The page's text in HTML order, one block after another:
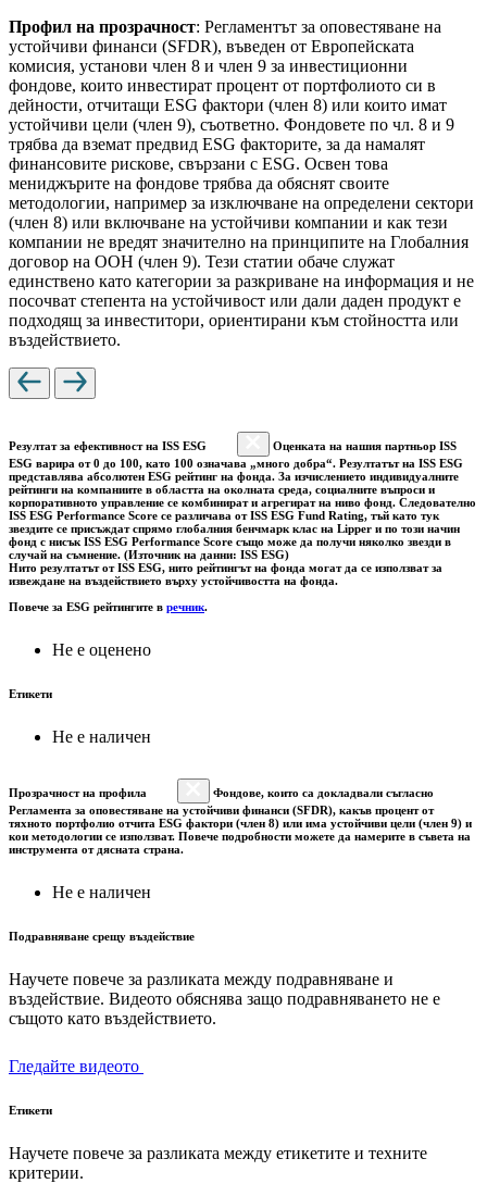
Профил на прозрачност: Регламентът за оповестяване на
устойчиви финанси (SFDR), въведен от Европейската
комисия, установи член 8 и член 9 за инвестиционни
фондове, които инвестират процент от портфолиото си в
дейности, отчитащи ESG фактори (член 8) или които имат
устойчиви цели (член 9), съответно. Фондовете по чл. 8 и 9
трябва да вземат предвид ESG факторите, за да намалят
финансовите рискове, свързани с ESG. Освен това
мениджърите на фондове трябва да обяснят своите
методологии, например за изключване на определени сектори
(член 8) или включване на устойчиви компании и как тези
компании не вредят значително на принципите на Глобалния
договор на ООН (член 9). Тези статии обаче служат
единствено като категории за разкриване на информация и не
посочват степента на устойчивост или дали даден продукт е
подходящ за инвеститори, ориентирани към стойността или
въздействието.
Резултат за ефективност на ISS ESG
Оценката на нашия партньор ISS
ESG варира от 0 до 100, като 100 означава „много добра“. Резултатът на ISS ESG
представлява абсолютен ESG рейтинг на фонда. За изчислението индивидуалните
рейтинги на компаниите в областта на околната среда, социалните въпроси и
корпоративното управление се комбинират и агрегират на ниво фонд. Следователно
ISS ESG Performance Score се различава от ISS ESG Fund Rating, тъй като тук
звездите се присъждат спрямо глобалния бенчмарк клас на Lipper и по този начин
фонд с нисък ISS ESG Performance Score също може да получи няколко звезди в
случай на съмнение. (Източник на данни: ISS ESG)
Нито резултатът от ISS ESG, нито рейтингът на фонда могат да се използват за
извеждане на въздействието върху устойчивостта на фонда.
Повече за ESG рейтингите в речник.
Не е оценено
Етикети
Не е наличен
Прозрачност на профила
Фондове, които са докладвали съгласно
Регламента за оповестяване на устойчиви финанси (SFDR), какъв процент от
тяхното портфолио отчита ESG фактори (член 8) или има устойчиви цели (член 9) и
кои методологии се използват. Повече подробности можете да намерите в съвета на
инструмента от дясната страна.
Не е наличен
Подравняване срещу въздействие
Научете повече за разликата между подравняване и
въздействие. Видеото обяснява защо подравняването не е
същото като въздействието.
Гледайте видеото
Етикети
Научете повече за разликата между етикетите и техните
критерии.